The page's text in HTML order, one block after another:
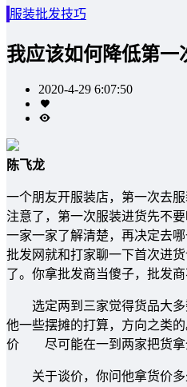
服装批发技巧
我应该如何降低第一
2020-4-29 6:07:50
陈飞龙
一个朋友开服装店，第一次去
注意了，第一次服装进货先不
一家一家了解清楚，再决定去
批发网就和打家聊一下首次进
了。你拿批发商当傻子，批发商
选定两到三家觉得货品大多
他一些摆摊的打算，方向之类
价 尽可能在一到两家把货拿
关于谈价，你问他拿货价多